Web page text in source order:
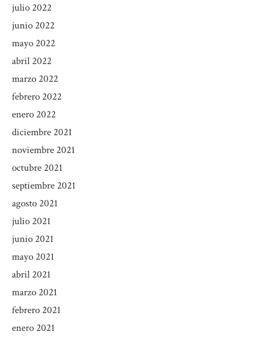
julio 2022
junio 2022
mayo 2022
abril 2022
marzo 2022
febrero 2022
enero 2022
diciembre 2021
noviembre 2021
octubre 2021
septiembre 2021
agosto 2021
julio 2021
junio 2021
mayo 2021
abril 2021
marzo 2021
febrero 2021
enero 2021